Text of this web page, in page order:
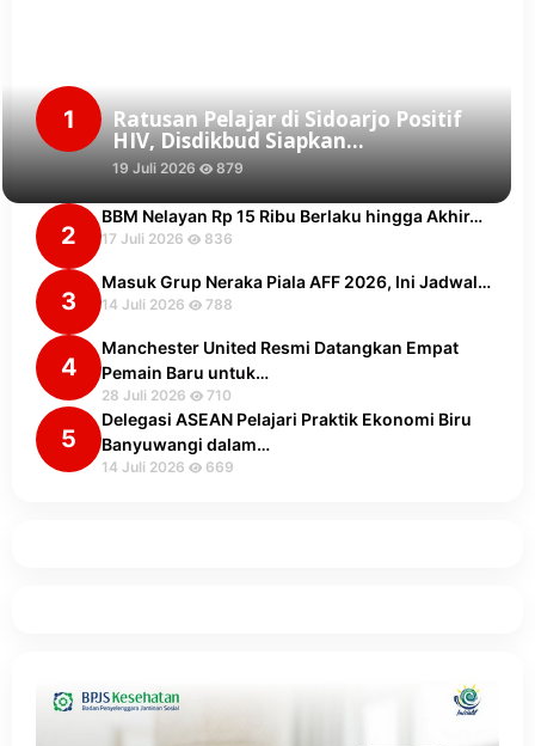
1 Ratusan Pelajar di Sidoarjo Positif
HIV, Disdikbud Siapkan…
19 Juli 2026 879
2
BBM Nelayan Rp 15 Ribu Berlaku hingga Akhir…
17 Juli 2026 836
3
Masuk Grup Neraka Piala AFF 2026, Ini Jadwal…
14 Juli 2026 788
4
Manchester United Resmi Datangkan Empat
Pemain Baru untuk…
28 Juli 2026 710
5
Delegasi ASEAN Pelajari Praktik Ekonomi Biru
Banyuwangi dalam…
14 Juli 2026 669